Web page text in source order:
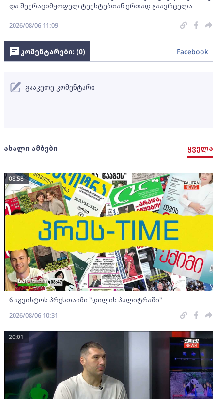
და შეურაცხმყოფელ ტექსტებთან ერთად გაავრცელა
2026/08/06 11:09
ახალი ამბები ყველა
6 აგვისტოს პრესთაიმი "დილის პალიტრაში"
08:58
2026/08/06 10:31
20:01
კომენტარები: (0) Facebook
გააკეთე კომენტარი